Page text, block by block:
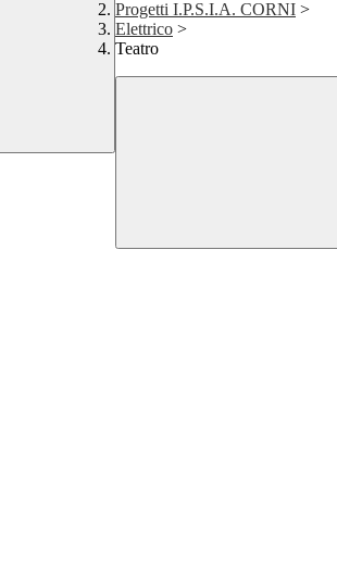
Progetti I.P.S.I.A. CORNI >
Elettrico >
Teatro